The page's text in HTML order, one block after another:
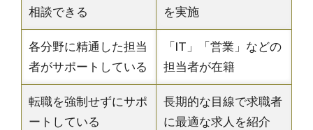
相談できる
を実施
各分野に精通した担当
者がサポートしている
「IT」「営業」などの
担当者が在籍
転職を強制せずにサポ
ートしている
長期的な目線で求職者
に最適な求人を紹介